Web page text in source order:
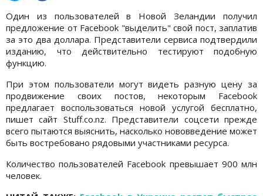
Один из пользователей в Новой Зеландии получил
предложение от Facebook "выделить" свой пост, заплатив
за это два доллара. Представители сервиса подтвердили
изданию, что действительно тестируют подобную
функцию.
При этом пользователи могут видеть разную цену за
продвижение своих постов, некоторым Facebook
предлагает воспользоваться новой услугой бесплатно,
пишет сайт Stuff.co.nz. Представители соцсети прежде
всего пытаются выяснить, насколько нововведение может
быть востребовано рядовыми участниками ресурса.
Количество пользователей Facebook превышает 900 млн
человек.